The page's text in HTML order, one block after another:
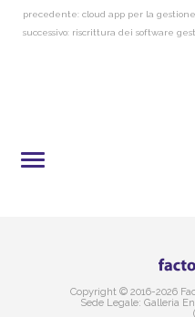
precedente: cloud app per la
successivo: riscrittura dei software
Copyright © 2016-2026
Sede Legale: Galleria